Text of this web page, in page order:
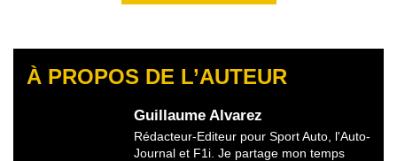
À PROPOS DE L’AUTEUR
Guillaume Alvarez
Rédacteur-Editeur pour Sport Auto, l'Auto-
Journal et F1i. Je partage mon temps